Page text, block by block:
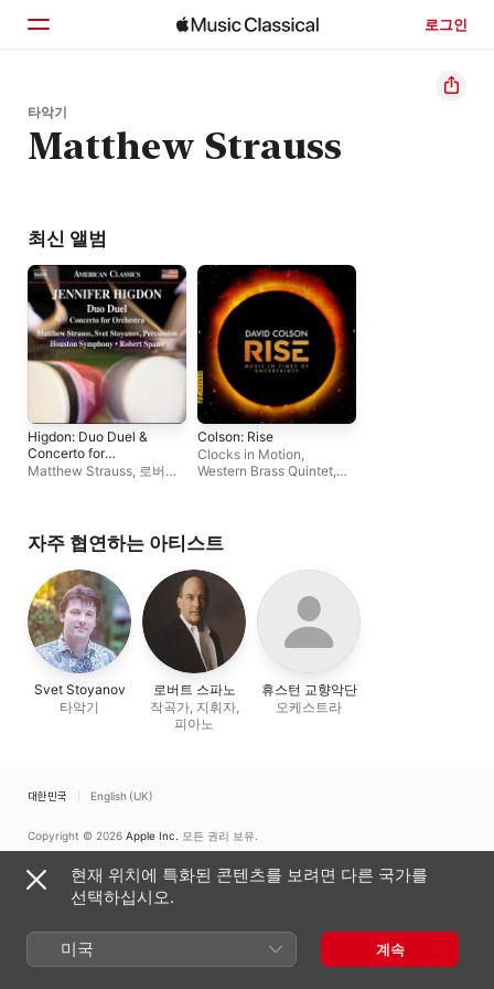
로그인
둘러보기
타악기
Matthew Strauss
최신 앨범
Higdon: Duo Duel &
Concerto for
Orchestra
Matthew Strauss, 로버트
Colson: Rise
Clocks in Motion,
Western Brass Quintet,
자주 협연하는 아티스트
Svet Stoyanov
타악기
로버트 스파노
작곡가, 지휘자,
피아노
휴스턴 교향악단
오케스트라
대한민국 English (UK)
Copyright © 2026 Apple Inc. 모든 권리 보유.
피드백
현재 위치에 특화된 콘텐츠를 보려면 다른 국가를
선택하십시오.
미국 계속